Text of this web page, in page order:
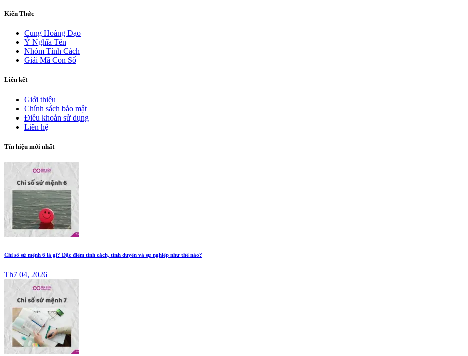
Kiến Thức
Cung Hoàng Đạo
Ý Nghĩa Tên
Nhóm Tính Cách
Giải Mã Con Số
Liên kết
Giới thiệu
Chính sách bảo mật
Điều khoản sử dụng
Liên hệ
Tín hiệu mới nhất
Chỉ số sứ mệnh 6 là gì? Đặc điểm tính cách, tình duyên và sự nghiệp như thế nào?
Th7 04, 2026